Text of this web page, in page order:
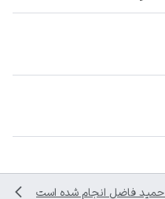
حمید فاضل انجام شده است